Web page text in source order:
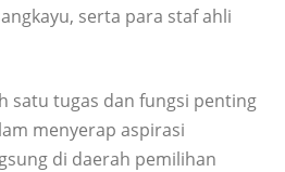
serta para staf ahli
satu tugas dan fungsi penting
menyerap aspirasi
di daerah pemilihan